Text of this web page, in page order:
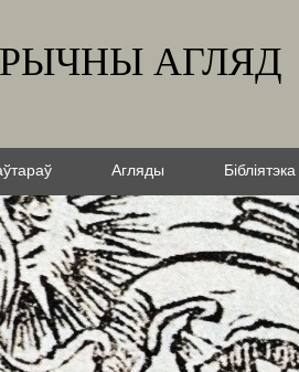
АГЛЯД
Агляды